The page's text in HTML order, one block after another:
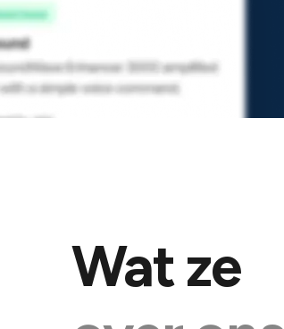
Wat ze